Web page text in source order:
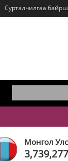
Сурталчилгаа
Монгол
3,739,277